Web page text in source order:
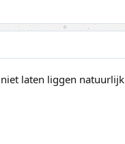
laten liggen natuurlijk